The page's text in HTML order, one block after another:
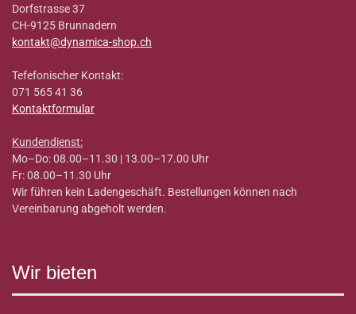
Dorfstrasse 37
CH-9125 Brunnadern
kontakt@dynamica-shop.ch
Tefefonischer Kontakt:
071 565 41 36
Kontaktformular
Kundendienst:
Mo–Do: 08.00–11.30 | 13.00–17.00 Uhr
Fr: 08.00–11.30 Uhr
Wir führen kein Ladengeschäft. Bestellungen können nach
Vereinbarung abgeholt werden.
Wir bieten